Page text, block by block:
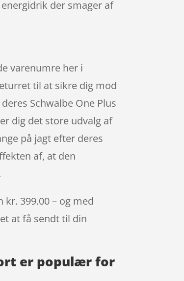
der smager af
varenumre her i
til at sikre dig mod
Schwalbe One Plus
dig det store udvalg af
på jagt efter deres
af, at den
kr. 399.00 – og med
at få sendt til din
er populær for